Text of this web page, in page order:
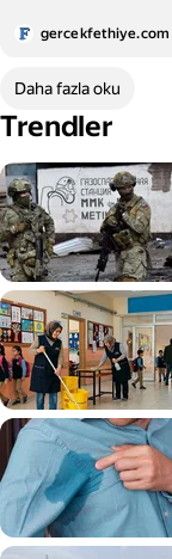
gercekfethiye.com
Daha fazla oku
Trendler